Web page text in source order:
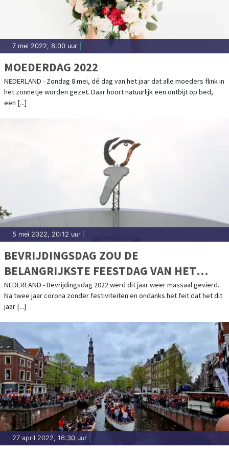
7 mei 2022, 8:00 uur
MOEDERDAG 2022
NEDERLAND - Zondag 8 mei, dé dag van het jaar dat alle moeders flink in
het zonnetje worden gezet. Daar hoort natuurlijk een ontbijt op bed,
een [...]
5 mei 2022, 20:12 uur
BEVRIJDINGSDAG ZOU DE
BELANGRIJKSTE FEESTDAG VAN HET
JAAR MOETEN ZIJN
NEDERLAND - Bevrijdingsdag 2022 werd dit jaar weer massaal gevierd.
Na twee jaar corona zonder festiviteiten en ondanks het feit dat het dit
jaar [...]
27 april 2022, 16:30 uur